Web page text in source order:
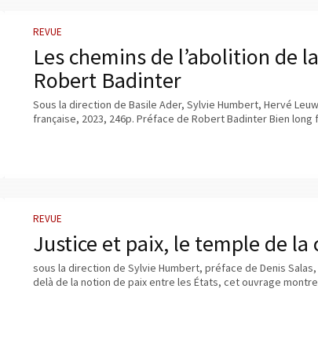
REVUE
Les chemins de l’abolition de
Robert Badinter
Sous la direction de Basile Ader, Sylvie Humbert, Hervé
française, 2023, 246p. Préface de Robert Badinter Bien
REVUE
Justice et paix, le temple de la
sous la direction de Sylvie Humbert, préface de Denis
delà de la notion de paix entre les États, cet ouvrage